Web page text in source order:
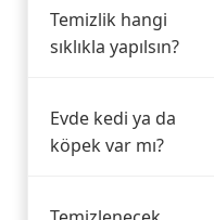
Temizlik hangi
sıklıkla yapılsın?
Evde kedi ya da
köpek var mı?